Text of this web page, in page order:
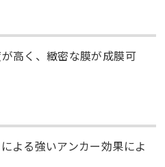
高く、緻密な膜が成膜可
よる強いアンカー効果によ